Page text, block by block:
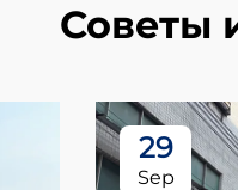
Советы
29
Sep